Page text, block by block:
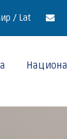
/ Lat